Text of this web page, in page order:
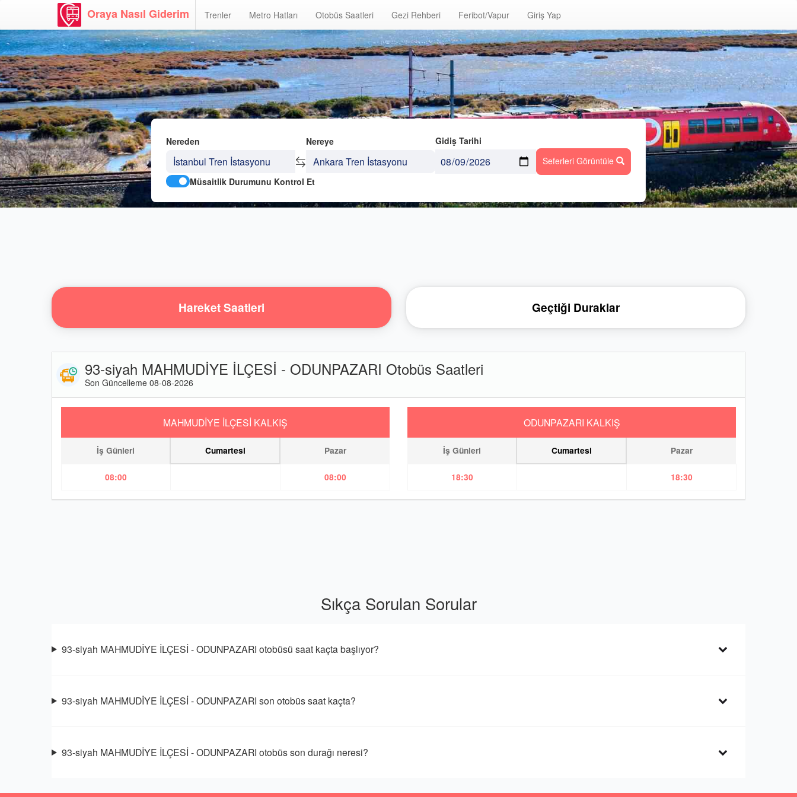
Oraya Nasıl Giderim Trenler Metro Hatları Otobüs Saatleri Gezi Rehberi Feribot/Vapur Giriş Yap
Nereden Nereye
Gidiş Tarihi
Seferleri Görüntüle
Müsaitlik Durumunu Kontrol Et
Hareket Saatleri Geçtiği Duraklar
93-siyah MAHMUDİYE İLÇESİ - ODUNPAZARI Otobüs Saatleri
Son Güncelleme 08-08-2026
MAHMUDİYE İLÇESİ KALKIŞ
İş Günleri Cumartesi Pazar
08:00 08:00
ODUNPAZARI KALKIŞ
İş Günleri Cumartesi Pazar
18:30 18:30
Sıkça Sorulan Sorular
93-siyah MAHMUDİYE İLÇESİ - ODUNPAZARI otobüsü saat kaçta başlıyor?
93-siyah MAHMUDİYE İLÇESİ - ODUNPAZARI son otobüs saat kaçta?
93-siyah MAHMUDİYE İLÇESİ - ODUNPAZARI otobüs son durağı neresi?